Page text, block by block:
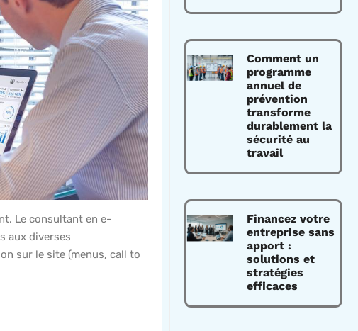
Le consultant en e-
aux diverses
sur le site (menus, call to
Comment un
programme
annuel de
prévention
transforme
durablement la
sécurité au
travail
Financez votre
entreprise sans
apport :
solutions et
stratégies
efficaces